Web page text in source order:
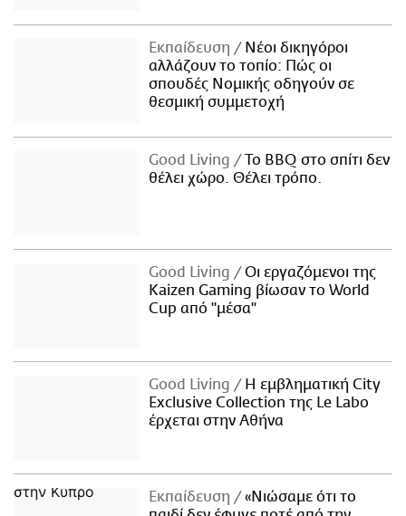
Εκπαίδευση
Νέοι δικηγόροι
αλλάζουν το τοπίο: Πώς οι
σπουδές Νομικής οδηγούν σε
θεσμική συμμετοχή
Good Living
Το BBQ στο σπίτι δεν
θέλει χώρο. Θέλει τρόπο.
Good Living
Οι εργαζόμενοι της
Kaizen Gaming βίωσαν το World
Cup από "μέσα"
Good Living
Η εμβληματική City
Exclusive Collection της Le Labo
έρχεται στην Αθήνα
Εκπαίδευση
«Νιώσαμε ότι το